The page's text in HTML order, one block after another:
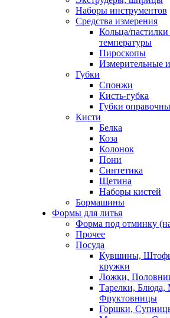
Наборы инструментов
Средства измерения
Кольца/пастилки
температуры
Пироскопы
Измерительные
Губки
Спонжи
Кисть-губка
Губки
Кисти
Белка
Коза
Колонок
Пони
Синтетика
Щетина
Наборы кистей
Бормашины
Формы для литья
Форма под отминку
Прочее
Посуда
Кувшины,
кружки
Ложки,
Тарелки,
Фруктовницы
Горшки,